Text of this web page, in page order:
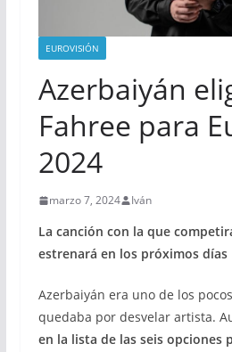
EUROVISIÓN
Azerbaiyán
Fahree para
2024
marzo 7, 2024 Iván
La canción con la que
estrenará en los próximos días
Azerbaiyán era uno de los
quedaba por desvelar artista.
en la lista de las seis opciones